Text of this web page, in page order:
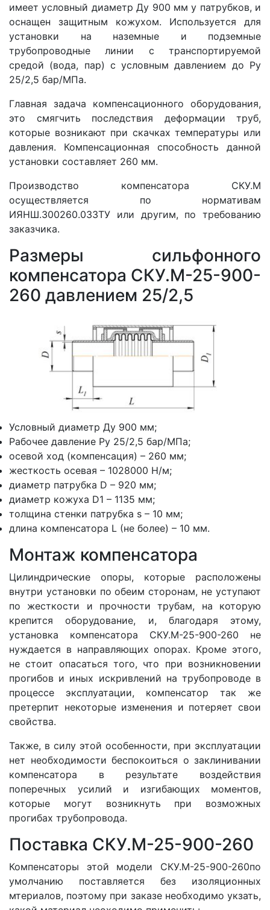
имеет условный диаметр Ду 900 мм у патрубков, и
оснащен защитным кожухом. Используется для
установки на наземные и подземные
трубопроводные линии с транспортируемой
средой (вода, пар) с условным давлением до Ру
25/2,5 бар/МПа.
Главная задача компенсационного оборудования,
это смягчить последствия деформации труб,
которые возникают при скачках температуры или
давления. Компенсационная способность данной
установки составляет 260 мм.
Производство компенсатора СКУ.М
осуществляется по нормативам
ИЯНШ.300260.033ТУ или другим, по требованию
заказчика.
Размеры сильфонного
компенсатора СКУ.М-25-900-
260 давлением 25/2,5
Условный диаметр Ду 900 мм;
Рабочее давление Ру 25/2,5 бар/МПа;
осевой ход (компенсация) – 260 мм;
жесткость осевая – 1028000 Н/м;
диаметр патрубка D – 920 мм;
диаметр кожуха D1 – 1135 мм;
толщина стенки патрубка s – 10 мм;
длина компенсатора L (не более) – 10 мм.
Монтаж компенсатора
Цилиндрические опоры, которые расположены
внутри установки по обеим сторонам, не уступают
по жесткости и прочности трубам, на которую
крепится оборудование, и, благодаря этому,
установка компенсатора СКУ.М-25-900-260 не
нуждается в направляющих опорах. Кроме этого,
не стоит опасаться того, что при возникновении
прогибов и иных искривлений на трубопроводе в
процессе эксплуатации, компенсатор так же
претерпит некоторые изменения и потеряет свои
свойства.
Также, в силу этой особенности, при эксплуатации
нет необходимости беспокоиться о заклинивании
компенсатора в результате воздействия
поперечных усилий и изгибающих моментов,
которые могут возникнуть при возможных
прогибах трубопровода.
Поставка СКУ.М-25-900-260
Компенсаторы этой модели СКУ.М-25-900-260по
умолчанию поставляется без изоляционных
мтериалов, поэтому при заказе необходимо укзать,